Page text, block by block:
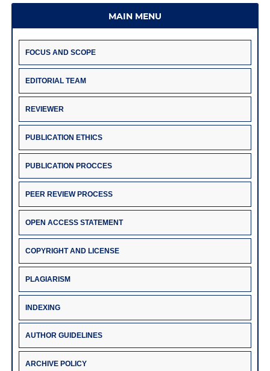
MAIN MENU
FOCUS AND SCOPE
EDITORIAL TEAM
REVIEWER
PUBLICATION ETHICS
PUBLICATION PROCCES
PEER REVIEW PROCESS
OPEN ACCESS STATEMENT
COPYRIGHT AND LICENSE
PLAGIARISM
INDEXING
AUTHOR GUIDELINES
ARCHIVE POLICY